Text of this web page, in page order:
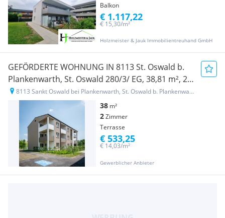
Balkon
Holzmeister & Jauk Immobilientreuhand GmbH
€ 15,30/m²
€ 1.117,22
GEFÖRDERTE WOHNUNG IN 8113 St. Oswald b.
Plankenwarth, St. Oswald 280/3/ EG, 38,81 m², 2
Zimmer
8113 Sankt Oswald bei Plankenwarth, St. Oswald b. Plankenwarth 280/3
38 m²
2Zimmer
Terrasse
Gewerblicher Anbieter
€ 14,03/m²
€ 533,25